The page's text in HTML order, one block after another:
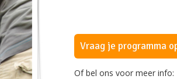
Vraag je programma
Of bel ons voor meer info: